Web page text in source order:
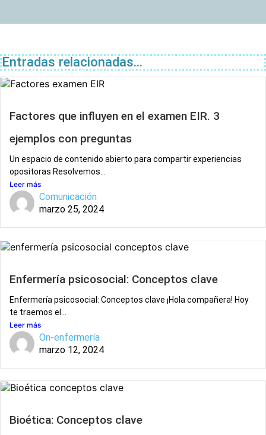
Entradas relacionadas...
Factores que influyen en el examen EIR. 3
ejemplos con preguntas
Un espacio de contenido abierto para compartir experiencias
opositoras Resolvemos...
Leer más
Comunicación
marzo 25, 2024
Enfermería psicosocial: Conceptos clave
Enfermería psicosocial: Conceptos clave ¡Hola compañera! Hoy
te traemos el...
Leer más
On-enfermería
marzo 12, 2024
Bioética: Conceptos clave